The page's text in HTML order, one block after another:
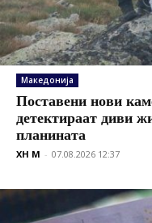
Македонија
Поставени нови
детектираат диви
планината
XH M - 07.08.2026 12:37